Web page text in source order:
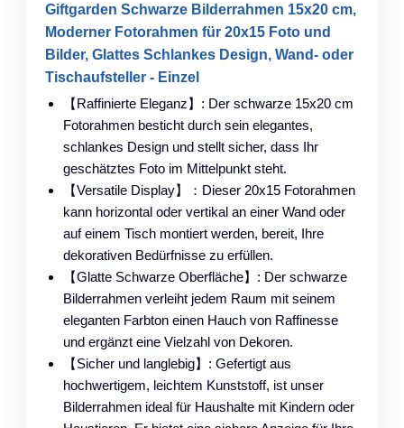
Giftgarden Schwarze Bilderrahmen 15x20 cm,
Moderner Fotorahmen für 20x15 Foto und
Bilder, Glattes Schlankes Design, Wand- oder
Tischaufsteller - Einzel
【Raffinierte Eleganz】: Der schwarze 15x20 cm
Fotorahmen besticht durch sein elegantes,
schlankes Design und stellt sicher, dass Ihr
geschätztes Foto im Mittelpunkt steht.
【Versatile Display】：Dieser 20x15 Fotorahmen
kann horizontal oder vertikal an einer Wand oder
auf einem Tisch montiert werden, bereit, Ihre
dekorativen Bedürfnisse zu erfüllen.
【Glatte Schwarze Oberfläche】: Der schwarze
Bilderrahmen verleiht jedem Raum mit seinem
eleganten Farbton einen Hauch von Raffinesse
und ergänzt eine Vielzahl von Dekoren.
【Sicher und langlebig】: Gefertigt aus
hochwertigem, leichtem Kunststoff, ist unser
Bilderrahmen ideal für Haushalte mit Kindern oder